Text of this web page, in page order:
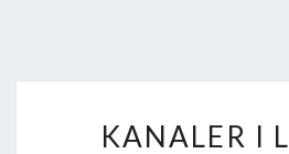
KANALER I